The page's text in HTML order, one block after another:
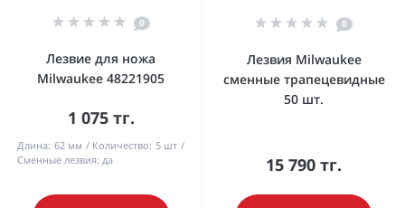
0
Лезвие для ножа
Milwaukee 48221905
1 075 тг.
Длина: 62 мм Количество: 5 шт
Сменные лезвия: да
0
Лезвия Milwaukee
сменные трапецевидные
50 шт.
15 790 тг.